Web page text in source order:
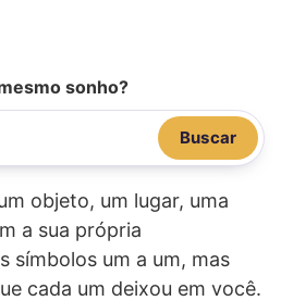
sonho?
Buscar
objeto, um lugar, uma
a sua própria
símbolos um a um, mas
cada um deixou em você.